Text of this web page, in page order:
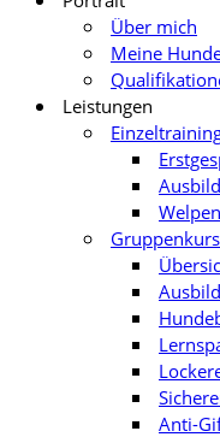
Über mich
Meine
Leistungen
Anti-